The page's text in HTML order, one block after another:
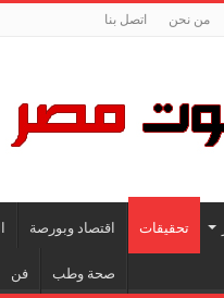
من نحن اتصل بنا
تحقيقات اقتصاد وبورصة
صحة وطب فن